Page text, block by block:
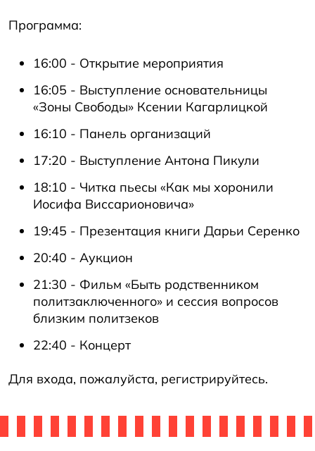
Программа:
16:00 - Открытие мероприятия
16:05 - Выступление основательницы
«Зоны Свободы» Ксении Кагарлицкой
16:10 - Панель организаций
17:20 - Выступление Антона Пикули
18:10 - Читка пьесы «Как мы хоронили
Иосифа Виссарионовича»
19:45 - Презентация книги Дарьи Серенко
20:40 - Аукцион
21:30 - Фильм «Быть родственником
политзаключенного» и сессия вопросов
близким политзеков
22:40 - Концерт
Для входа, пожалуйста, регистрируйтесь.